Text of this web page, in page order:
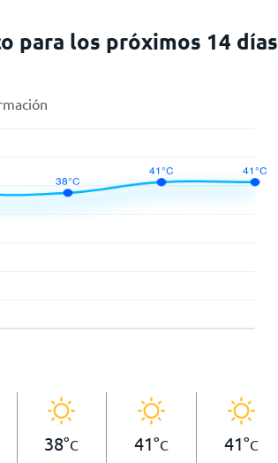
para los próximos 14 días
38°C 41°C 41°C